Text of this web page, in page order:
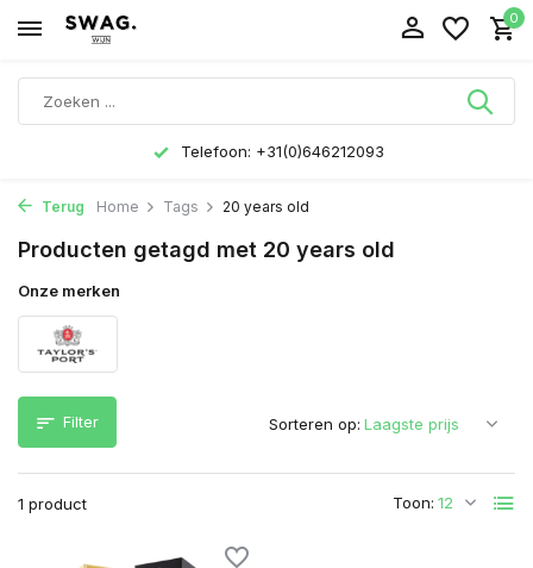
0
Telefoon: +31(0)646212093
Terug Home Tags 20 years old
Producten getagd met 20 years old
Onze merken
Filter
1 product Toon:
Sorteren op: